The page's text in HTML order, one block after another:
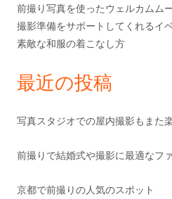
前撮り写真を使ったウェルカムム
撮影準備をサポートしてくれるイ
素敵な和服の着こなし方
最近の投稿
写真スタジオでの屋内撮影もまた
前撮りで結婚式や撮影に最適なフ
京都で前撮りの人気のスポット